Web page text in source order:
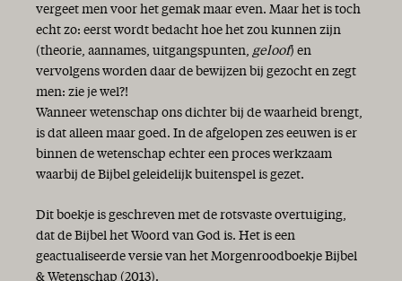
vergeet men voor het gemak maar even. Maar het is toch
echt zo: eerst wordt bedacht hoe het zou kunnen zijn
(theorie, aannames, uitgangspunten, geloof) en
vervolgens worden daar de bewijzen bij gezocht en zegt
men: zie je wel?!
Wanneer wetenschap ons dichter bij de waarheid brengt,
is dat alleen maar goed. In de afgelopen zes eeuwen is er
binnen de wetenschap echter een proces werkzaam
waarbij de Bijbel geleidelijk buitenspel is gezet.
Dit boekje is geschreven met de rotsvaste overtuiging,
dat de Bijbel het Woord van God is. Het is een
geactualiseerde versie van het Morgenroodboekje Bijbel
& Wetenschap (2013).